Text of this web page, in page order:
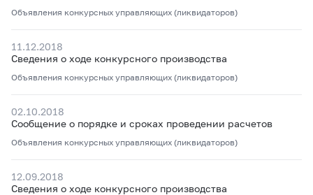
Объявления конкурсных управляющих (ликвидаторов)
11.12.2018
Сведения о ходе конкурсного производства
Объявления конкурсных управляющих (ликвидаторов)
02.10.2018
Сообщение о порядке и сроках проведении расчетов
Объявления конкурсных управляющих (ликвидаторов)
12.09.2018
Сведения о ходе конкурсного производства